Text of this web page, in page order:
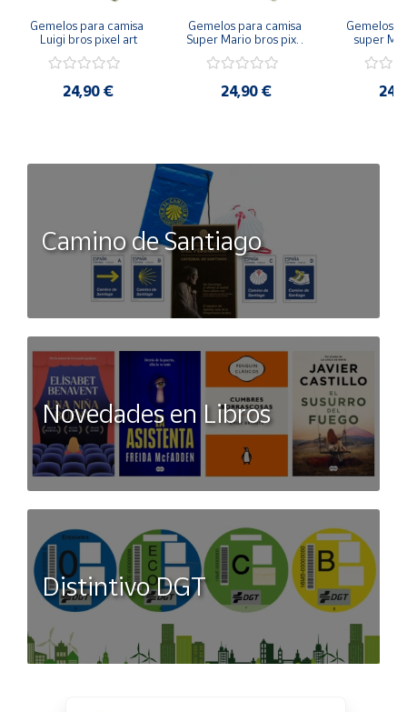
Gemelos para camisa
Luigi bros pixel art
24,90 €
Gemelos para camisa
Super Mario bros pixel
24,90 €
Gemelos
super
Camino de Santiago
Novedades en Libros
Distintivo DGT